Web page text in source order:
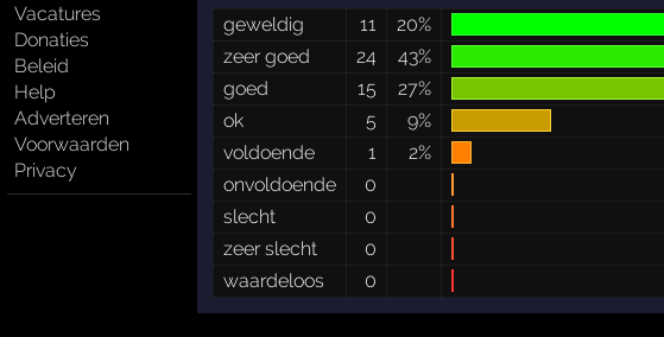
Vacatures
Donaties
Beleid
Help
Adverteren
Voorwaarden
Privacy
geweldig 11
20%
zeer goed
24
43%
goed
15
27%
ok
5
9%
voldoende
1
2%
onvoldoende
0
slecht
0
zeer slecht
0
waardeloos
0